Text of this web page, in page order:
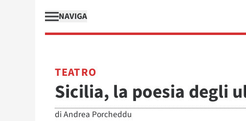
NAVIGA
TEATRO
Sicilia, la poesia degli
di Andrea Porcheddu